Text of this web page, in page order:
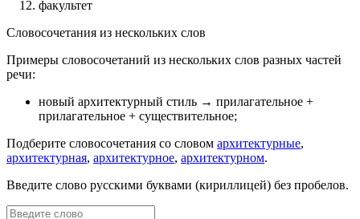
факультет
Словосочетания из нескольких слов
Примеры словосочетаний из нескольких слов разных частей
речи:
новый архитектурный стиль → прилагательное +
прилагательное + существительное;
Подберите словосочетания со словом архитектурные,
архитектурная, архитектурное, архитектурном.
Введите слово русскими буквами (кириллицей) без пробелов.